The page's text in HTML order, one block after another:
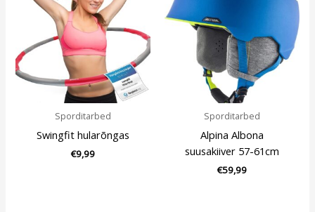
Sporditarbed
Swingfit hularõngas
€9,99
Sporditarbed
Alpina Albona
suusakiiver 57-61cm
€59,99